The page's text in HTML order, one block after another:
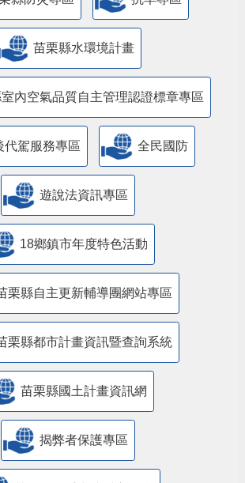
苗栗縣水環境計畫
內空氣品質自主管理認證標章專區
代駕服務專區 全民國防
遊說法資訊專區
18鄉鎮市年度特色活動
栗縣自主更新輔導團網站專區
栗縣都市計畫資訊暨查詢系統
苗栗縣國土計畫資訊網
揭弊者保護專區